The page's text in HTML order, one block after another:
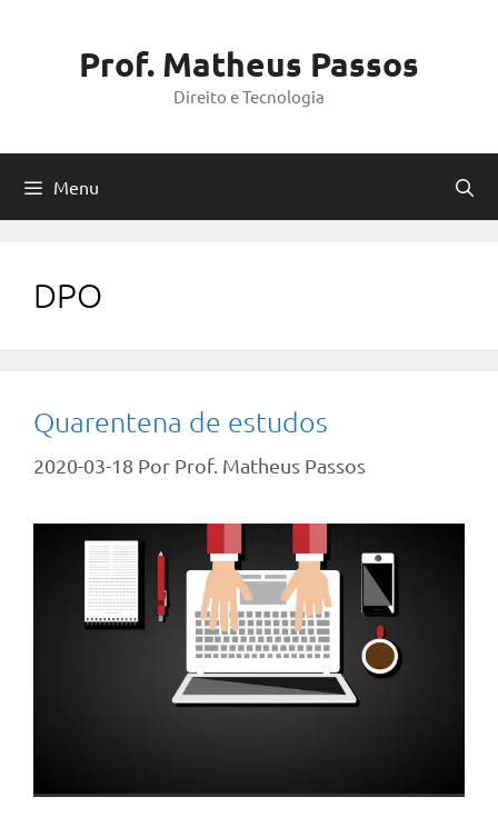
Prof. Matheus Passos
Direito e Tecnologia
Menu
DPO
Quarentena de estudos
2020-03-18 Por Prof. Matheus Passos